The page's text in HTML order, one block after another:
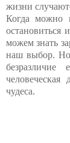
жизни
Когда можно
можем знать
наш выбор.
чудеса.